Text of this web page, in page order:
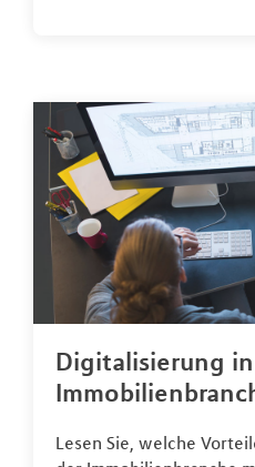
Digitalisierung
Lesen Sie, welche